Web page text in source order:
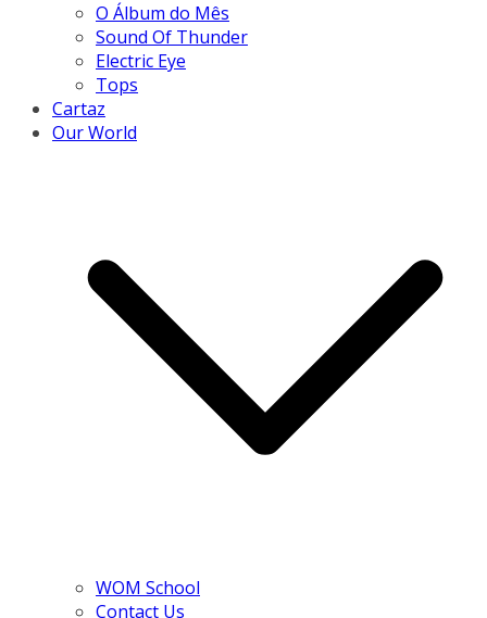
O Álbum do Mês
Sound Of Thunder
Electric Eye
Tops
Cartaz
Our World
WOM School
Contact Us